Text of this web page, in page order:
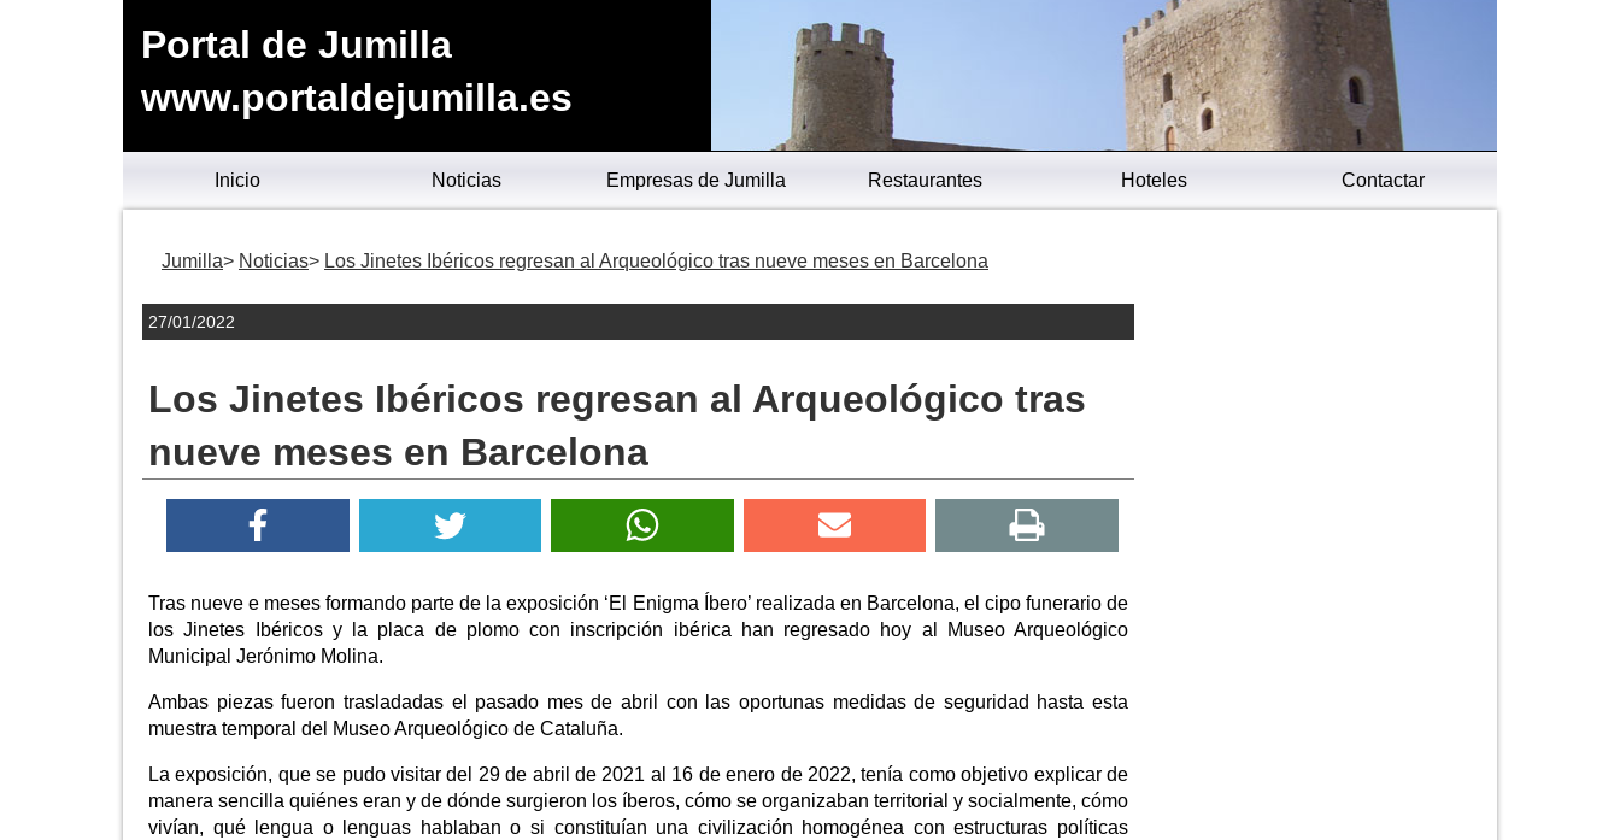
Portal de Jumilla
www.portaldejumilla.es
Inicio Noticias Empresas de Jumilla Restaurantes Hoteles Contactar
Jumilla Noticias Los Jinetes Ibéricos regresan al Arqueológico tras nueve meses en Barcelona
27/01/2022
Los Jinetes Ibéricos regresan al Arqueológico tras
nueve meses en Barcelona
Tras nueve e meses formando parte de la exposición ‘El Enigma Íbero’ realizada en Barcelona, el cipo funerario de
los Jinetes Ibéricos y la placa de plomo con inscripción ibérica han regresado hoy al Museo Arqueológico
Municipal Jerónimo Molina.
Ambas piezas fueron trasladadas el pasado mes de abril con las oportunas medidas de seguridad hasta esta
muestra temporal del Museo Arqueológico de Cataluña.
La exposición, que se pudo visitar del 29 de abril de 2021 al 16 de enero de 2022, tenía como objetivo explicar de
manera sencilla quiénes eran y de dónde surgieron los íberos, cómo se organizaban territorial y socialmente, cómo
vivían, qué lengua o lenguas hablaban o si constituían una civilización homogénea con estructuras políticas